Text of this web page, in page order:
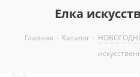
Елка
Главная - Каталог -